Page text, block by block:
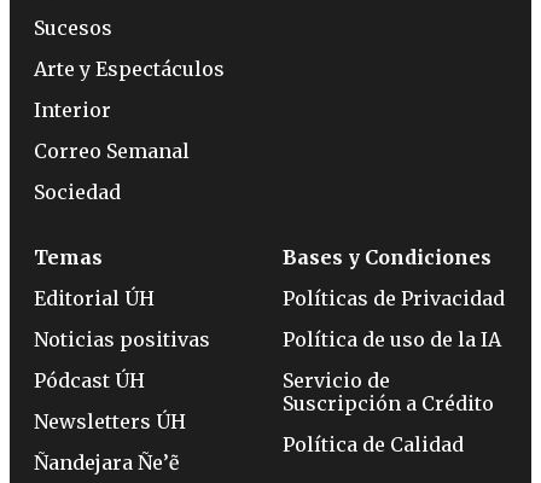
Sucesos
Arte y Espectáculos
Interior
Correo Semanal
Sociedad
Temas
Editorial ÚH
Noticias positivas
Pódcast ÚH
Newsletters ÚH
Ñandejara Ñe’ẽ
Bases y Condiciones
Políticas de Privacidad
Política de uso de la IA
Servicio de
Suscripción a Crédito
Política de Calidad